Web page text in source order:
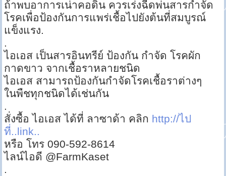
ถ้าพบอาการเน่าคอดิน ควรเร่งฉีดพ่นสารกำจัด
โรคเพื่อป้องกันการแพร่เชื้อไปยังต้นที่สมบูรณ์
แข็งแรง.
.
ไอเอส เป็นสารอินทรีย์ ป้องกัน กำจัด โรคผัก
กาดขาว จากเชื้อราหลายชนิด
ไอเอส สามารถป้องกันกำจัดโรคเชื้อราต่างๆ
ในพืชทุกชนิดได้เช่นกัน
.
สั่งซื้อ ไอเอส ได้ที่ ลาซาด้า คลิก http://ไป
ที่..link..
หรือ โทร 090-592-8614
ไลน์ไอดี @FarmKaset
.